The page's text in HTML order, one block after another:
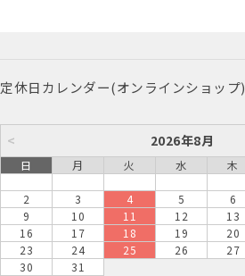
定休日カレンダー(オンラインショップ)
< 2026年8月
日 月 火 水 木
2
3 4 5 6
9
10 11 12 13
16
17 18 19 20
23
24 25 26 27
30
31